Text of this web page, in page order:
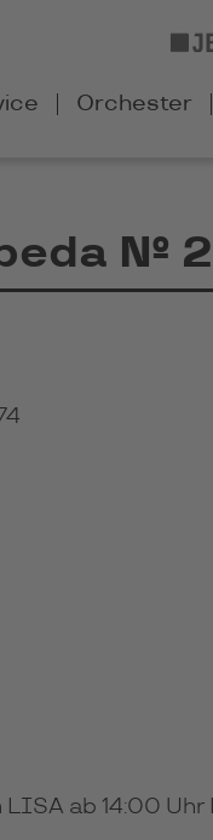
Orchester
№ 2
ab 14:00 Uhr